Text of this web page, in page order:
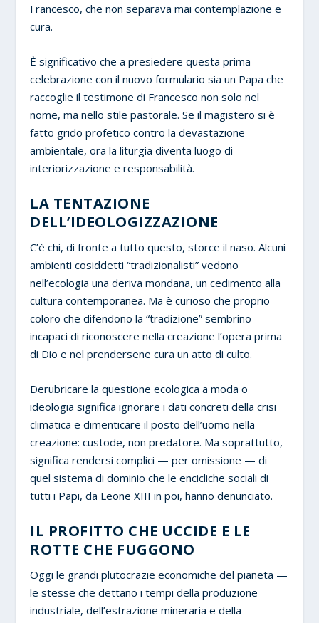
Francesco, che non separava mai contemplazione e
cura.
È significativo che a presiedere questa prima
celebrazione con il nuovo formulario sia un Papa che
raccoglie il testimone di Francesco non solo nel
nome, ma nello stile pastorale. Se il magistero si è
fatto grido profetico contro la devastazione
ambientale, ora la liturgia diventa luogo di
interiorizzazione e responsabilità.
LA TENTAZIONE
DELL’IDEOLOGIZZAZIONE
C’è chi, di fronte a tutto questo, storce il naso. Alcuni
ambienti cosiddetti “tradizionalisti” vedono
nell’ecologia una deriva mondana, un cedimento alla
cultura contemporanea. Ma è curioso che proprio
coloro che difendono la “tradizione” sembrino
incapaci di riconoscere nella creazione l’opera prima
di Dio e nel prendersene cura un atto di culto.
Derubricare la questione ecologica a moda o
ideologia significa ignorare i dati concreti della crisi
climatica e dimenticare il posto dell’uomo nella
creazione: custode, non predatore. Ma soprattutto,
significa rendersi complici — per omissione — di
quel sistema di dominio che le encicliche sociali di
tutti i Papi, da Leone XIII in poi, hanno denunciato.
IL PROFITTO CHE UCCIDE E LE
ROTTE CHE FUGGONO
Oggi le grandi plutocrazie economiche del pianeta —
le stesse che dettano i tempi della produzione
industriale, dell’estrazione mineraria e della